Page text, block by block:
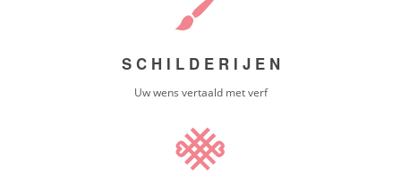
S C H I L D E R I J E N
Uw wens vertaald met verf